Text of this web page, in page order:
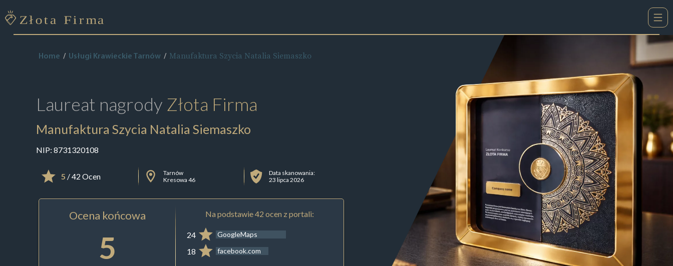
Home Usługi Krawieckie Tarnów Manufaktura Szycia Natalia Siemaszko
Laureat nagrody Złota Firma
Manufaktura Szycia Natalia Siemaszko
NIP: 8731320108
5 / 42 Ocen
Tarnów
Kresowa 46
Data skanowania:
23 lipca 2026
Ocena końcowa
5
Na podstawie 42 ocen z portali:
24 GoogleMaps
18 facebook.com